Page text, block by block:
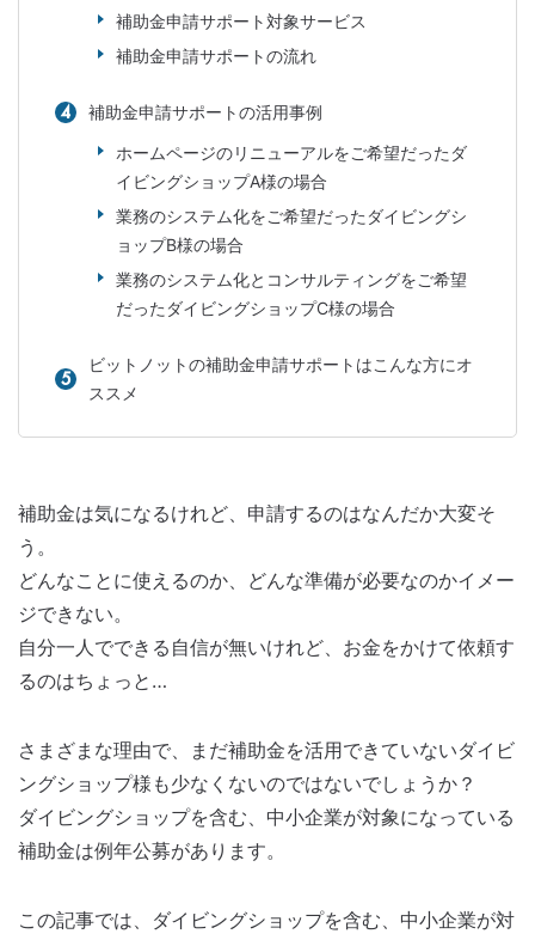
補助金申請サポート対象サービス
補助金申請サポートの流れ
補助金申請サポートの活用事例
ホームページのリニューアルをご希望だったダ
イビングショップA様の場合
業務のシステム化をご希望だったダイビングシ
ョップB様の場合
業務のシステム化とコンサルティングをご希望
だったダイビングショップC様の場合
ビットノットの補助金申請サポートはこんな方にオ
ススメ
補助金は気になるけれど、申請するのはなんだか大変そ
う。
どんなことに使えるのか、どんな準備が必要なのかイメー
ジできない。
自分一人でできる自信が無いけれど、お金をかけて依頼す
るのはちょっと…
さまざまな理由で、まだ補助金を活用できていないダイビ
ングショップ様も少なくないのではないでしょうか？
ダイビングショップを含む、中小企業が対象になっている
補助金は例年公募があります。
この記事では、ダイビングショップを含む、中小企業が対